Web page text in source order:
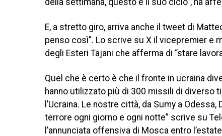
della settimana, questo è il suo ciclo”, ha
E, a stretto giro, arriva anche il tweet di
penso così”. Lo scrive su X il vicepremier e
degli Esteri Tajani che afferma di “stare
Quel che è certo è che il fronte in ucraina
hanno utilizzato più di 300 missili di diverso
l’Ucraina. Le nostre città, da Sumy a
terrore ogni giorno e ogni notte” scrive su
l’annunciata offensiva di Mosca entro